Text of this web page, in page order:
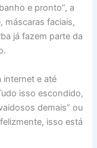
e pronto”, a
máscaras faciais,
já fazem parte da
internet e até
isso escondido,
demais” ou
isso está